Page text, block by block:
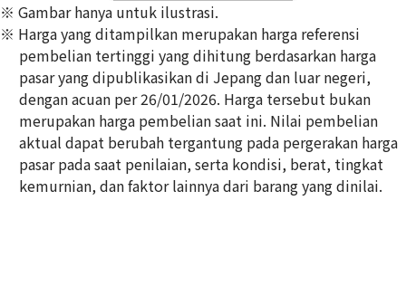
Platinum (Pt900) earrings
Referensi Harga Buyback
ASK
※ Gambar hanya untuk ilustrasi.
※ Harga yang ditampilkan merupakan harga referensi
pembelian tertinggi yang dihitung berdasarkan harga
pasar yang dipublikasikan di Jepang dan luar negeri,
dengan acuan per 26/01/2026. Harga tersebut bukan
merupakan harga pembelian saat ini. Nilai pembelian
aktual dapat berubah tergantung pada pergerakan harga
pasar pada saat penilaian, serta kondisi, berat, tingkat
kemurnian, dan faktor lainnya dari barang yang dinilai.